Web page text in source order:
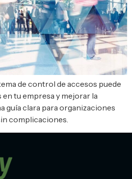
de control de accesos puede
tu empresa y mejorar la
guía clara para organizaciones
complicaciones.